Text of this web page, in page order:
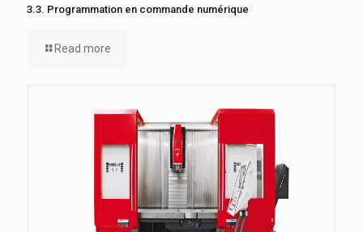
3.3. Programmation en commande numérique
Read more